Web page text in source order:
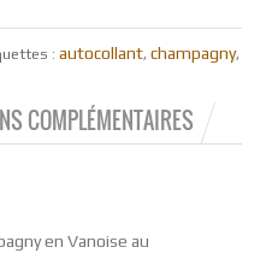
: autocollant, champagny,
COMPLÉMENTAIRES
en Vanoise au